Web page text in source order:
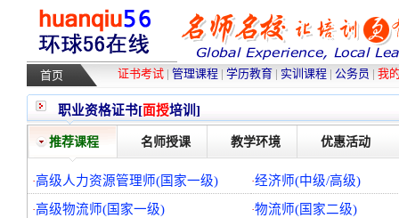
高级人力资源管理师培训| 高级物流师培训|
采购师培训 |物流师培训|精益生产师培训
首页 证书考试 | 管理课程 | 学历教育 | 实训课程 | 公务员 | 我
职业资格证书[面授培训]
推荐课程 名师授课 教学环境 优惠活动
·高级人力资源管理师(国家一级) ·经济师(中级/高级)
·高级物流师(国家一级) ·物流师(国家二级)